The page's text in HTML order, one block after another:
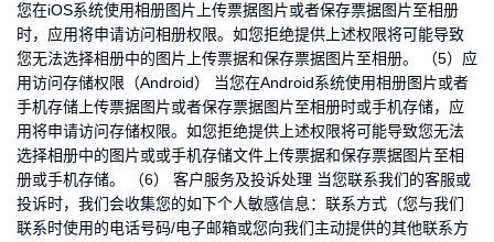
您在iOS系统使用相册图片上传票据图片或者保存票据图片至相册
时，应用将申请访问相册权限。如您拒绝提供上述权限将可能导致
您无法选择相册中的图片上传票据和保存票据图片至相册。 （5）应
用访问存储权限（Android） 当您在Android系统使用相册图片或者
手机存储上传票据图片或者保存票据图片至相册时或手机存储，应
用将申请访问存储权限。如您拒绝提供上述权限将可能导致您无法
选择相册中的图片或或手机存储文件上传票据和保存票据图片至相
册或手机存储。 （6） 客户服务及投诉处理 当您联系我们的客服或
投诉时，我们会收集您的如下个人敏感信息：联系方式（您与我们
联系时使用的电话号码/电子邮箱或您向我们主动提供的其他联系方